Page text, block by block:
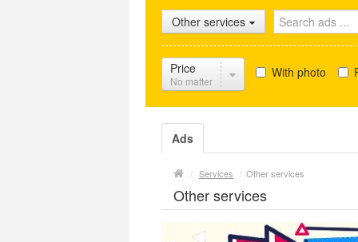
Other services
Price
No matter
With photo
Ads
/ Services / Other services
Other services